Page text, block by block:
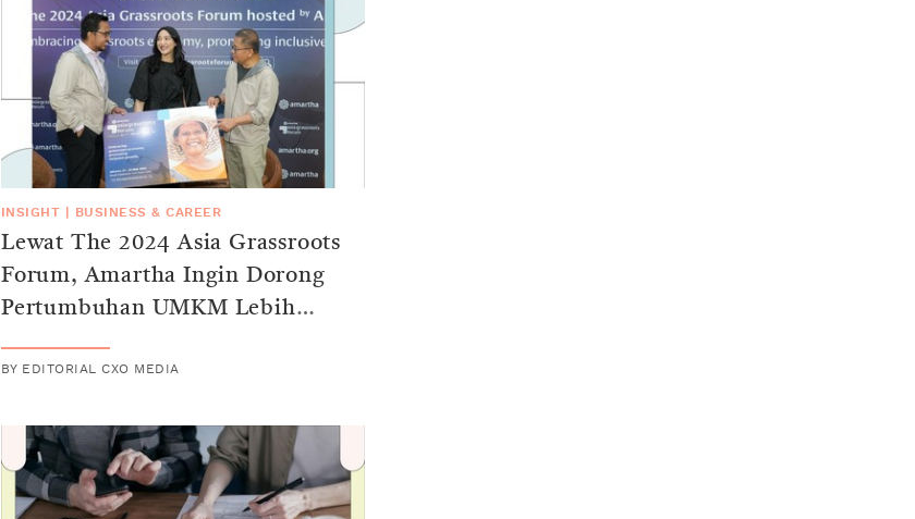
INSIGHT BUSINESS & CAREER
Lewat The 2024 Asia Grassroots
Forum, Amartha Ingin Dorong
Pertumbuhan UMKM Lebih
BY EDITORIAL CXO MEDIA